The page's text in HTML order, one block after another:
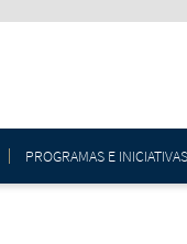
PROGRAMAS E INICIATIVAS